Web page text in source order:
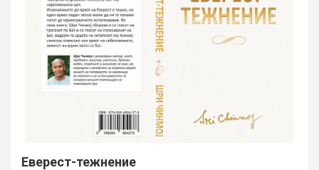
Еверест-тежнение